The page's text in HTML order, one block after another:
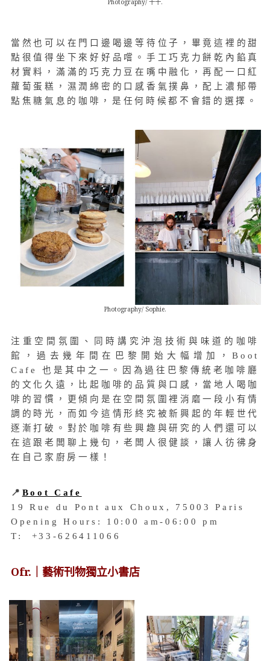
當然也可以在門口邊喝邊等待位子，畢竟這裡的甜
點很值得坐下來好好品嚐。手工巧克力餅乾內餡真
材實料，滿滿的巧克力豆在嘴中融化，再配一口紅
蘿蔔蛋糕，濕潤綿密的口感香氣撲鼻，配上濃郁帶
點焦糖氣息的咖啡，是任何時候都不會錯的選擇。
Photography/ Sophie.
注重空間氛圍、同時講究沖泡技術與味道的咖啡
館，過去幾年間在巴黎開始大幅增加，Boot
Cafe 也是其中之一。因為過往巴黎傳統老咖啡廳
的文化久遠，比起咖啡的品質與口感，當地人喝咖
啡的習慣，更傾向是在空間氛圍裡消磨一段小有情
調的時光，而如今這情形終究被新興起的年輕世代
逐漸打破。對於咖啡有些興趣與研究的人們還可以
在這跟老闆聊上幾句，老闆人很健談，讓人彷彿身
在自己家廚房一樣！
📍 Boot Cafe
19 Rue du Pont aux Choux, 75003 Paris
Opening Hours: 10:00 am-06:00 pm
T: +33-626411066
Ofr.｜ 藝術刊物獨立小書店